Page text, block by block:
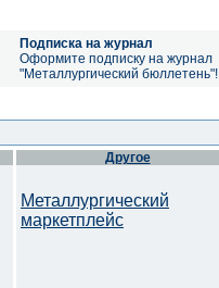
Подписка на журнал
Оформите подписку на журнал
"Металлургический бюллетень"!
Другое
Металлургический
маркетплейс